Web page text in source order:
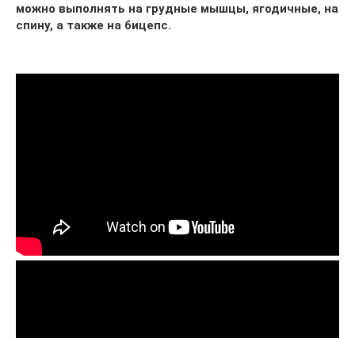
можно выполнять на грудные мышцы, ягодичные, на
спину, а также на бицепс.